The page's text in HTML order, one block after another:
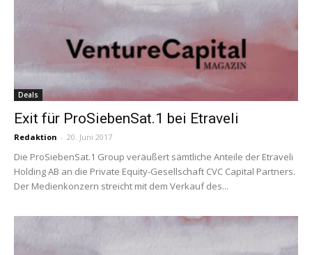
Deals
Exit für ProSiebenSat.1 bei Etraveli
Redaktion - 20. Juni 2017
Die ProSiebenSat.1 Group veräußert sämtliche Anteile der Etraveli
Holding AB an die Private Equity-Gesellschaft CVC Capital Partners.
Der Medienkonzern streicht mit dem Verkauf des...